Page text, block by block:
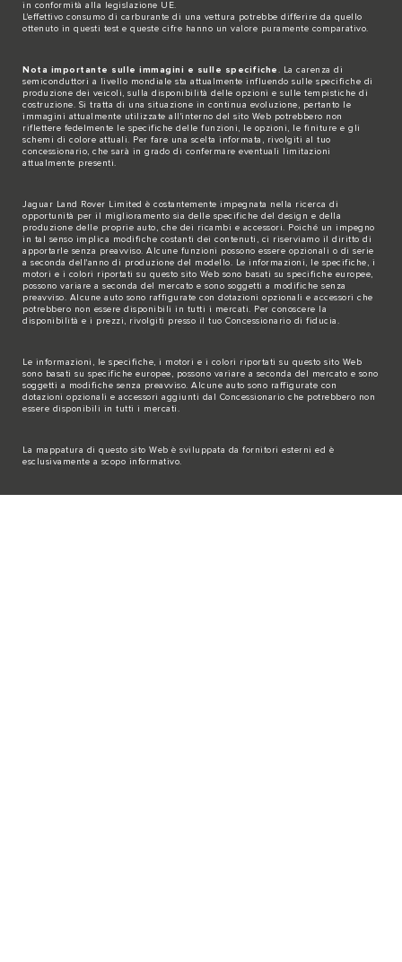
in conformità alla legislazione UE.
L'effettivo consumo di carburante di una vettura potrebbe differire da quello
ottenuto in questi test e queste cifre hanno un valore puramente comparativo.
Nota importante sulle immagini e sulle specifiche . La carenza di
semiconduttori a livello mondiale sta attualmente influendo sulle specifiche di
produzione dei veicoli, sulla disponibilità delle opzioni e sulle tempistiche di
costruzione. Si tratta di una situazione in continua evoluzione, pertanto le
immagini attualmente utilizzate all'interno del sito Web potrebbero non
riflettere fedelmente le specifiche delle funzioni, le opzioni, le finiture e gli
schemi di colore attuali. Per fare una scelta informata, rivolgiti al tuo
concessionario, che sarà in grado di confermare eventuali limitazioni
attualmente presenti.
Jaguar Land Rover Limited è costantemente impegnata nella ricerca di
opportunità per il miglioramento sia delle specifiche del design e della
produzione delle proprie auto, che dei ricambi e accessori. Poiché un impegno
in tal senso implica modifiche costanti dei contenuti, ci riserviamo il diritto di
apportarle senza preavviso. Alcune funzioni possono essere opzionali o di serie
a seconda dell'anno di produzione del modello. Le informazioni, le specifiche, i
motori e i colori riportati su questo sito Web sono basati su specifiche europee,
possono variare a seconda del mercato e sono soggetti a modifiche senza
preavviso. Alcune auto sono raffigurate con dotazioni opzionali e accessori che
potrebbero non essere disponibili in tutti i mercati. Per conoscere la
disponibilità e i prezzi, rivolgiti presso il tuo Concessionario di fiducia.
Le informazioni, le specifiche, i motori e i colori riportati su questo sito Web
sono basati su specifiche europee, possono variare a seconda del mercato e sono
soggetti a modifiche senza preavviso. Alcune auto sono raffigurate con
dotazioni opzionali e accessori aggiunti dal Concessionario che potrebbero non
essere disponibili in tutti i mercati.
La mappatura di questo sito Web è sviluppata da fornitori esterni ed è
esclusivamente a scopo informativo.